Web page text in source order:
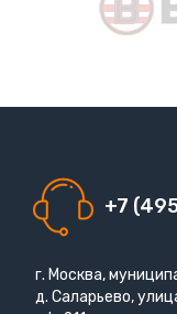
+7
г. Москва,
д. Саларьево,